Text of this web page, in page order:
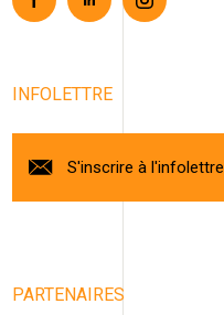
INFOLETTRE
S'inscrire à l'infolettre
PARTENAIRES